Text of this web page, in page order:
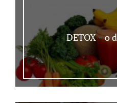
DETOX – o